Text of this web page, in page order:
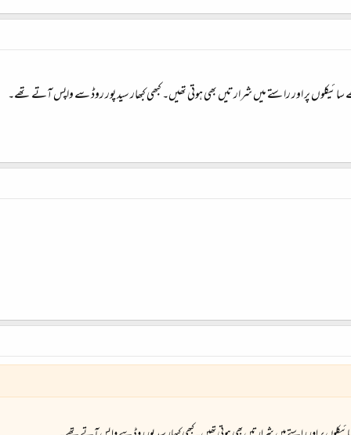
پر اور راستے میں شرارتیں بھی ہوتی تھیں۔ کبھی کبھار سید پور روڈ سے واپس آتے تھے۔